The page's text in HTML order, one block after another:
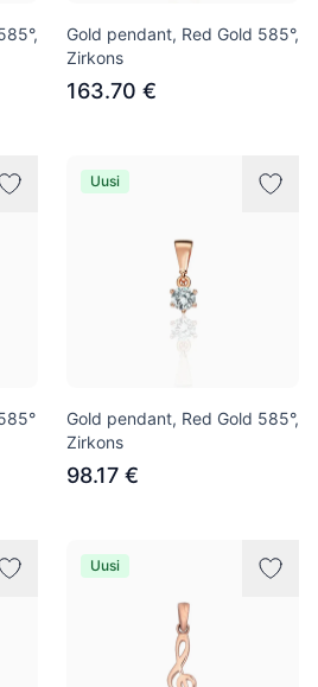
Gold pendant, Red Gold 585°,
Zirkons
163.70 €
Uusi
Gold pendant, Red Gold 585°,
Zirkons
98.17 €
Uusi